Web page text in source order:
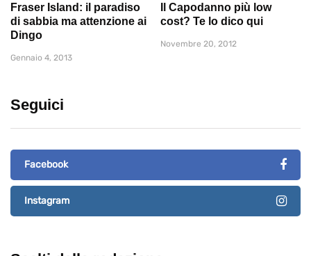
Fraser Island: il paradiso
di sabbia ma attenzione ai
Dingo
Gennaio 4, 2013
Il Capodanno più low
cost? Te lo dico qui
Novembre 20, 2012
Seguici
Facebook
Instagram